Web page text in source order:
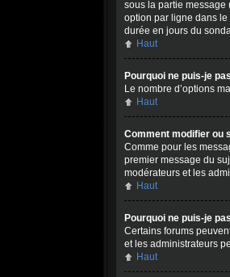
sous la partie message
option par ligne dans le
durée en jours du
Haut
Pourquoi ne puis-je
Le nombre d’options
Haut
Comment modifier ou
Comme pour les
premier message du
modérateurs et les
Haut
Pourquoi ne puis-je
Certains forums
et les administrateurs
Haut